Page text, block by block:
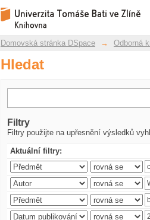
Hledat
Repozitář DSpace/Manakin
Domovská stránka DSpace → Odborná
Hledat
Filtry
Filtry použijte na upřesnění výsledků
Aktuální filtry: